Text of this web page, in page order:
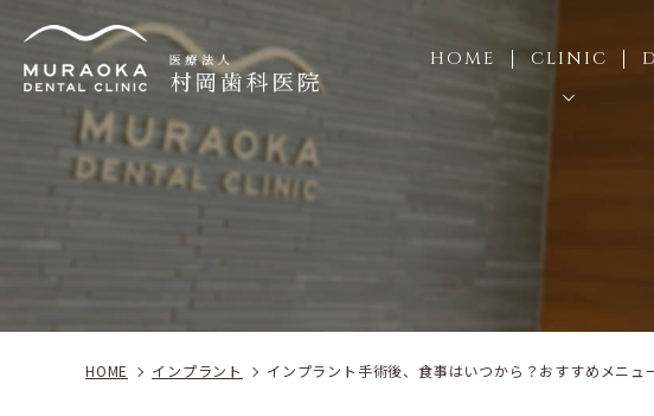
HOME CLINIC
医院情報
HOME インプラント インプラント手術後、食事はいつから？おすすめメニュ